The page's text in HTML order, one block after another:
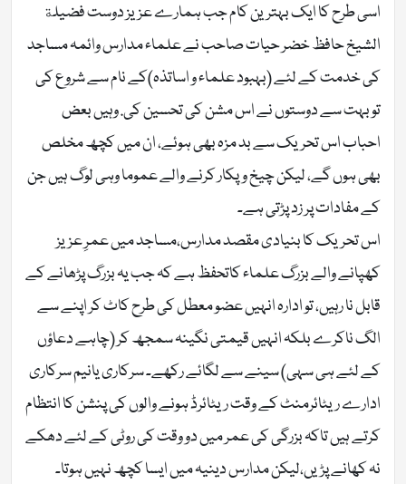
اسی طرح کا ایک بہترین کام جب ہمارے عزیز دوست فضيلة
الشيخ حافظ خضر حيات صاحب نے علماء مدارس وائمہ مساجد
کی خدمت کے لئے (بہبود علماء و اساتذہ)کے نام سے شروع کی
تو بہت سے دوستوں نے اس مشن کی تحسین کی. وہیں بعض
احباب اس تحریک سے بد مزہ بھی ہوئے، ان میں کچھ مخلص
بھی ہوں گے، لیکن چیخ وپکار کرنے والے عموما وہی لوگ ہیں جن
کے مفادات پر زد پڑتی ہے۔
اس تحریک کا بنیادی مقصد مدارس،مساجد میں عمرِ عزیز
کھپانے والے بزرگ علماء کاتحفظ ہے کہ جب یہ بزرگ پڑھانے کے
قابل نا رہیں، تو ادارہ انہیں عضو معطل کی طرح کاٹ کر اپنے سے
الگ ناکرے بلکہ انہیں قیمتی نگینہ سمجھ کر (چاہے دعاؤں
کے لئے ہی سہی) سینے سے لگائے رکھے۔ سرکاری یانیم سرکاری
ادارے ریٹائرمنٹ کے وقت ریٹائرڈ ہونے والوں کی پنشن کا انتظام
کرتے ہیں تاکہ بزرگی کی عمر میں دو وقت کی روٹی کے لئے دھکے
نہ کھانے پڑیں،لیکن مدارس دینیہ میں ایسا کچھ نہیں ہوتا۔